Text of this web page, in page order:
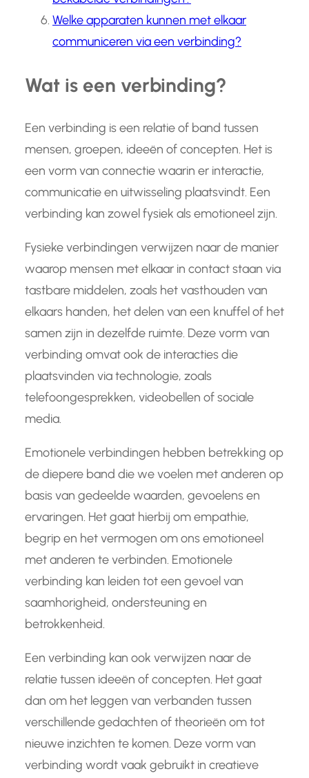
Welke apparaten kunnen met elkaar
communiceren via een verbinding?
Wat is een verbinding?
Een verbinding is een relatie of band tussen
mensen, groepen, ideeën of concepten. Het is
een vorm van connectie waarin er interactie,
communicatie en uitwisseling plaatsvindt. Een
verbinding kan zowel fysiek als emotioneel zijn.
Fysieke verbindingen verwijzen naar de manier
waarop mensen met elkaar in contact staan via
tastbare middelen, zoals het vasthouden van
elkaars handen, het delen van een knuffel of het
samen zijn in dezelfde ruimte. Deze vorm van
verbinding omvat ook de interacties die
plaatsvinden via technologie, zoals
telefoongesprekken, videobellen of sociale
media.
Emotionele verbindingen hebben betrekking op
de diepere band die we voelen met anderen op
basis van gedeelde waarden, gevoelens en
ervaringen. Het gaat hierbij om empathie,
begrip en het vermogen om ons emotioneel
met anderen te verbinden. Emotionele
verbinding kan leiden tot een gevoel van
saamhorigheid, ondersteuning en
betrokkenheid.
Een verbinding kan ook verwijzen naar de
relatie tussen ideeën of concepten. Het gaat
dan om het leggen van verbanden tussen
verschillende gedachten of theorieën om tot
nieuwe inzichten te komen. Deze vorm van
verbinding wordt vaak gebruikt in creatieve